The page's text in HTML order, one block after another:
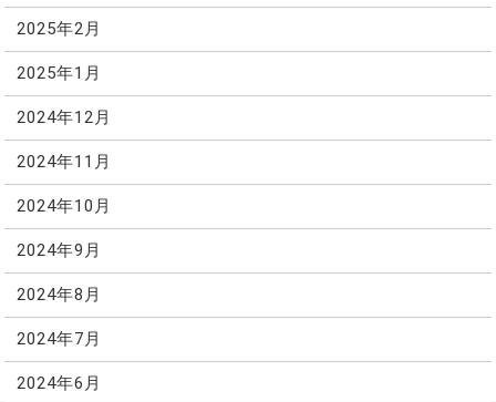
2025年2月
2025年1月
2024年12月
2024年11月
2024年10月
2024年9月
2024年8月
2024年7月
2024年6月